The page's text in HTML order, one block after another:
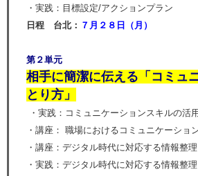
・実践：目標設定/アクションプラン
日程 台北： ７月２８日（月 ）
第２単元
相手に簡潔に伝える「コミュ
とり方」
・実践：コミュニケーションスキルの活用
・講座： 職場におけるコミュニケーショ
・講座：デジタル時代に対応する情報整
・実践：デジタル時代に対応する情報整